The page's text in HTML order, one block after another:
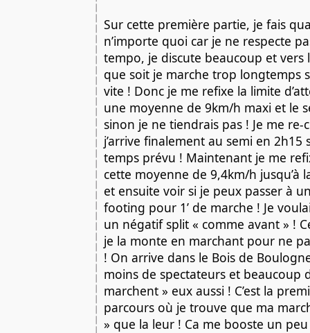
Sur cette première partie, je fais
n’importe quoi car je ne respecte
tempo, je discute beaucoup et vers
que soit je marche trop longtemps
vite ! Donc je me refixe la limite
une moyenne de 9km/h maxi et le
sinon je ne tiendrais pas ! Je me
j’arrive finalement au semi en 2h15
temps prévu ! Maintenant je me
cette moyenne de 9,4km/h jusqu’à
et ensuite voir si je peux passer à
footing pour 1’ de marche ! Je
un négatif split « comme avant » !
je la monte en marchant pour ne
! On arrive dans le Bois de
moins de spectateurs et beaucoup
marchent » eux aussi ! C’est la
parcours où je trouve que ma
» que la leur ! Ca me booste un